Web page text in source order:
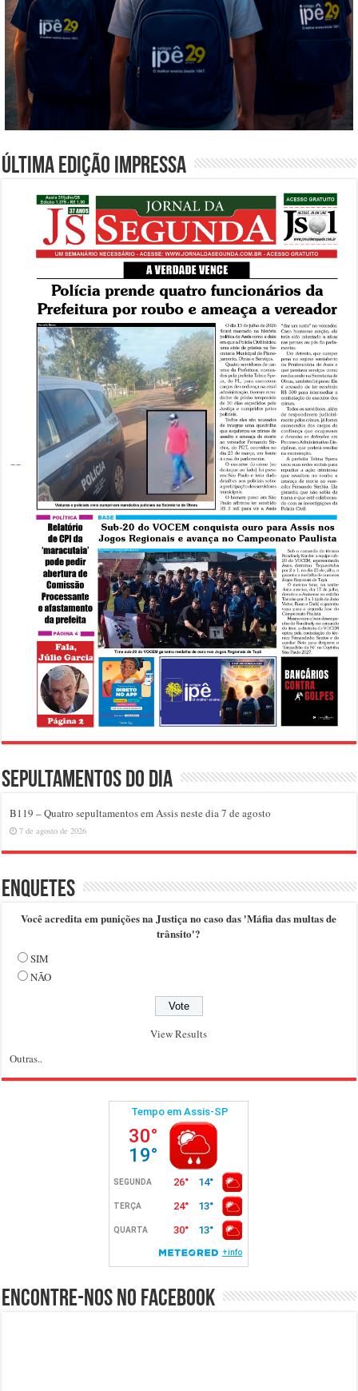
Última edição impressa
Sepultamentos do dia
B119 – Quatro sepultamentos em Assis neste dia 7 de agosto
7 de agosto de 2026
Enquetes
Você acredita em punições na Justiça no caso das 'Máfia das multas de
trânsito'?
SIM
NÃO
View Results
Outras..
Encontre-nos no Facebook